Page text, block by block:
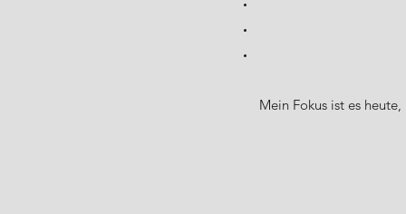
Mein Fokus ist es